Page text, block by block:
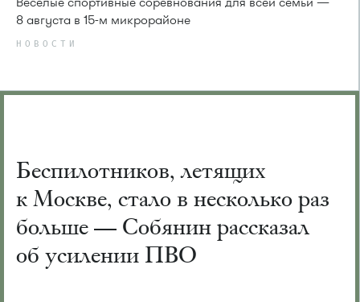
8 августа в 15-м микрорайоне
НОВОСТИ
Беспилотников, летящих
к Москве, стало в несколько раз
больше — Собянин рассказал
об усилении ПВО